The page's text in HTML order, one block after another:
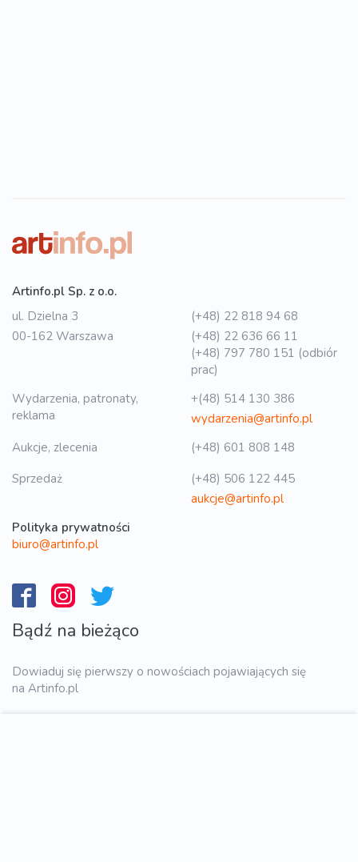
Artinfo.pl Sp. z o.o.
ul. Dzielna 3
00-162 Warszawa
(+48) 22 818 94 68
(+48) 22 636 66 11
(+48) 797 780 151 (odbiór
prac)
Wydarzenia, patronaty,
reklama
+(48) 514 130 386
wydarzenia@artinfo.pl
Aukcje, zlecenia
(+48) 601 808 148
Sprzedaż
(+48) 506 122 445
aukcje@artinfo.pl
Polityka prywatności
biuro@artinfo.pl
Bądź na bieżąco
Dowiaduj się pierwszy o nowościach pojawiających się
na Artinfo.pl